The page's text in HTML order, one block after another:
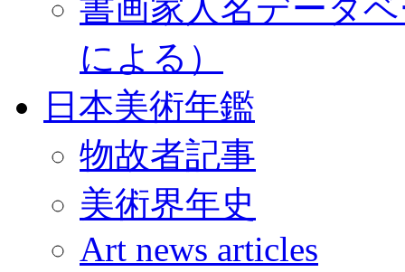
書画家人名データ
による）
日本美術年鑑
物故者記事
美術界年史
Art news articles